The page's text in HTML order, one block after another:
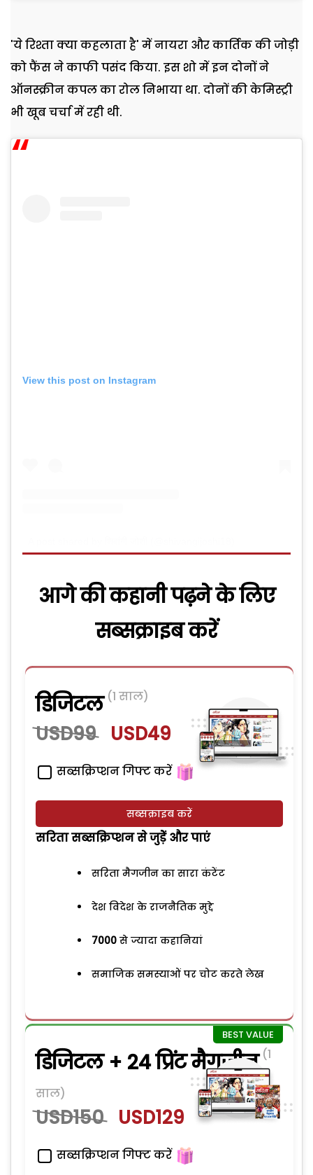
'ये रिश्ता क्या कहलाता है' में नायरा और कार्तिक की जोड़ी
को फैंस ने काफी पसंद किया. इस शो में इन दोनों ने
ऑनस्क्रीन कपल का रोल निभाया था. दोनों की केमिस्ट्री
भी खूब चर्चा में रही थी.
View this post on Instagram
आगे की कहानी पढ़ने के लिए
सब्सक्राइब करें
डिजिटल (1 साल)
USD99 USD49
सब्सक्रिप्शन गिफ्ट करें
सब्सक्राइब करें
सरिता सब्सक्रिप्शन से जुड़ेें और पाएं
सरिता मैगजीन का सारा कंटेंट
देश विदेश के राजनैतिक मुद्दे
7000से ज्यादा कहानियां
समाजिक समस्याओं पर चोट करते लेख
डिजिटल + 24 प्रिंट मैगजीन (1
साल)
USD150 USD129
सब्सक्रिप्शन गिफ्ट करें